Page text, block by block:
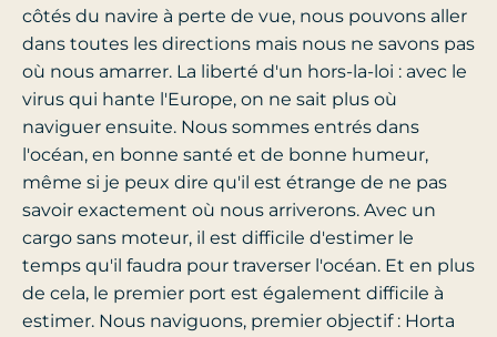
côtés du navire à perte de vue, nous pouvons aller
dans toutes les directions mais nous ne savons pas
où nous amarrer. La liberté d'un hors-la-loi : avec le
virus qui hante l'Europe, on ne sait plus où
naviguer ensuite. Nous sommes entrés dans
l'océan, en bonne santé et de bonne humeur,
même si je peux dire qu'il est étrange de ne pas
savoir exactement où nous arriverons. Avec un
cargo sans moteur, il est difficile d'estimer le
temps qu'il faudra pour traverser l'océan. Et en plus
de cela, le premier port est également difficile à
estimer. Nous naviguons, premier objectif : Horta